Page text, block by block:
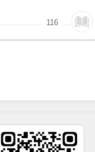
116